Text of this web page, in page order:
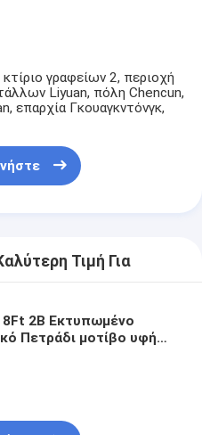
γραφείων 2, περιοχή
Liyuan, πόλη Chencun,
επαρχία Γκουαγκντόνγκ,
Τιμή Για
8Ft 2B Εκτυπωμένο
Πετράδι μοτίβο υφή